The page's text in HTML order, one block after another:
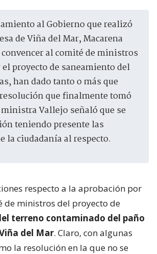
de Viña del Mar, Macarena
al comité de ministros
proyecto de saneamiento del
han dado tanto o más que
que finalmente tomó
Vallejo señaló que se
teniendo presente las
la ciudadanía al respecto.
respecto a la aprobación por
de ministros del proyecto de
terreno contaminado del paño
del Mar. Claro, con algunas
la resolución en la que no se